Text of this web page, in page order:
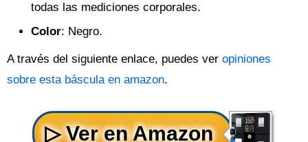
todas las mediciones corporales.
Color: Negro.
A través del siguiente enlace, puedes ver opiniones
sobre esta báscula en amazon.